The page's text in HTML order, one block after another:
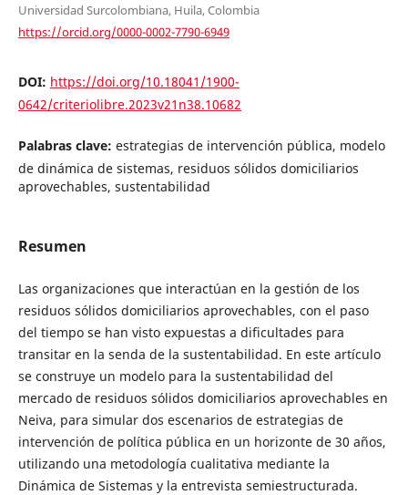
Universidad Surcolombiana, Huila, Colombia
https://orcid.org/0000-0002-7790-6949
DOI: https://doi.org/10.18041/1900-
0642/criteriolibre.2023v21n38.10682
Palabras clave: estrategias de intervención pública, modelo
de dinámica de sistemas, residuos sólidos domiciliarios
aprovechables, sustentabilidad
Resumen
Las organizaciones que interactúan en la gestión de los
residuos sólidos domiciliarios aprovechables, con el paso
del tiempo se han visto expuestas a dificultades para
transitar en la senda de la sustentabilidad. En este artículo
se construye un modelo para la sustentabilidad del
mercado de residuos sólidos domiciliarios aprovechables en
Neiva, para simular dos escenarios de estrategias de
intervención de política pública en un horizonte de 30 años,
utilizando una metodología cualitativa mediante la
Dinámica de Sistemas y la entrevista semiestructurada.